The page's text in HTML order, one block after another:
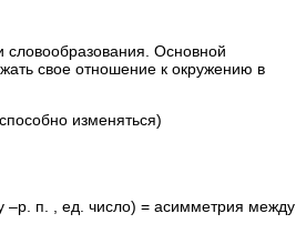
словообразования. Основной
свое отношение к окружению в
изменяться)
–р. п. , ед. число) = асимметрия между